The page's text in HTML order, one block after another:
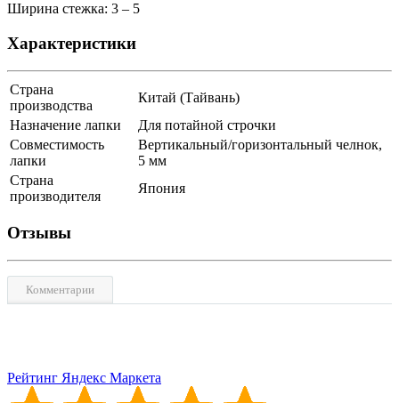
Ширина стежка: 3 – 5
Характеристики
Страна
производства
Китай (Тайвань)
Назначение лапки
Для потайной строчки
Совместимость
лапки
Вертикальный/горизонтальный челнок,
5 мм
Страна
производителя
Япония
Отзывы
Комментарии
Рейтинг Яндекс Маркета